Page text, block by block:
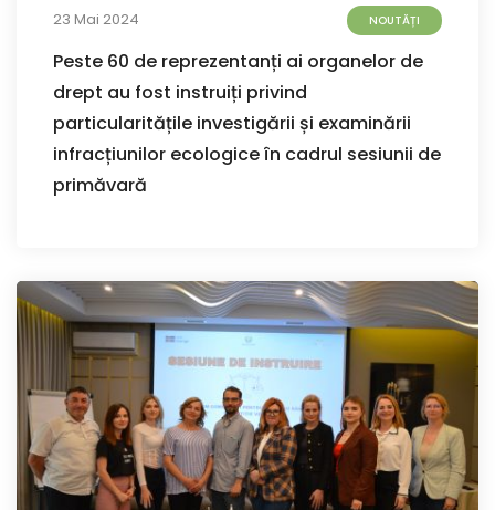
23 Mai 2024 NOUTĂȚI
Peste 60 de reprezentanți ai organelor de
drept au fost instruiți privind
particularitățile investigării și examinării
infracțiunilor ecologice în cadrul sesiunii de
primăvară